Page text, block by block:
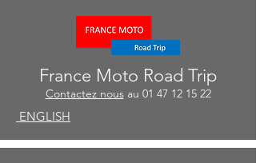
France Moto Road Trip
Contactez nousau 01 47 12 15 22
ENGLISH